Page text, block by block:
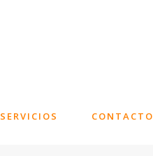
SERVICIOS CONTACTO